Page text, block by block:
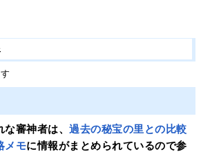
な審神者は、過去の秘宝の里との比較
メモに情報がまとめられているので参